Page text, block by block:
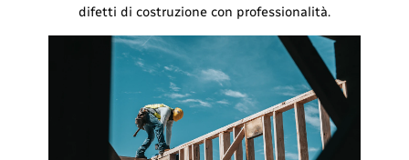
difetti di costruzione con professionalità.